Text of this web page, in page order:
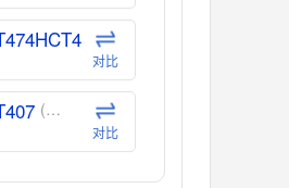
(德州仪器-TI)
对比
(德州仪器-TI)
对比
(德州仪器-TI)